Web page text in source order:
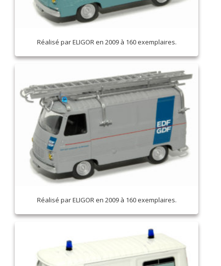
Réalisé par ELIGOR en 2009 à 160 exemplaires.
Réalisé par ELIGOR en 2009 à 160 exemplaires.